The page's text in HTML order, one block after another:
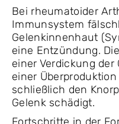
Bei rheumatoider
Immunsystem
Gelenkinnenhaut
eine Entzündung.
einer Verdickung
einer
schließlich den
Gelenk schädigt.